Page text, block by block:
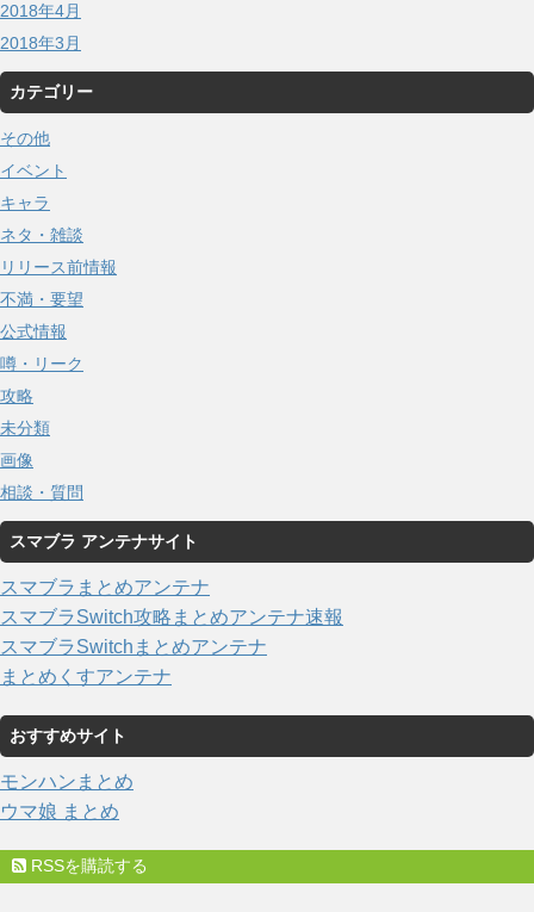
2018年4月
2018年3月
カテゴリー
その他
イベント
キャラ
ネタ・雑談
リリース前情報
不満・要望
公式情報
噂・リーク
攻略
未分類
画像
相談・質問
スマブラ アンテナサイト
スマブラまとめアンテナ
スマブラSwitch攻略まとめアンテナ速報
スマブラSwitchまとめアンテナ
まとめくすアンテナ
おすすめサイト
モンハンまとめ
ウマ娘 まとめ
RSSを購読する